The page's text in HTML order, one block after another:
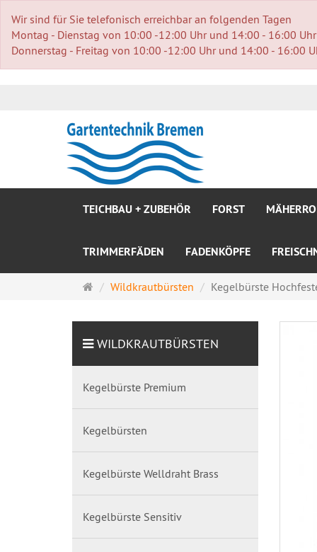
Wir sind für Sie telefonisch erreichbar an folgenden Tagen
Montag - Dienstag von 10:00 -12:00 Uhr und 14:00 - 16:00 Uhr
Donnerstag - Freitag von 10:00 -12:00 Uhr und 14:00 - 16:00
TEICHBAU + ZUBEHÖR FORST
TRIMMERFÄDEN FADENKÖPFE
Startseite
Wildkrautbürsten Kegelbürste
WILDKRAUTBÜRSTEN
Kegelbürste Premium
Kegelbürsten
Kegelbürste Welldraht Brass
Kegelbürste Sensitiv